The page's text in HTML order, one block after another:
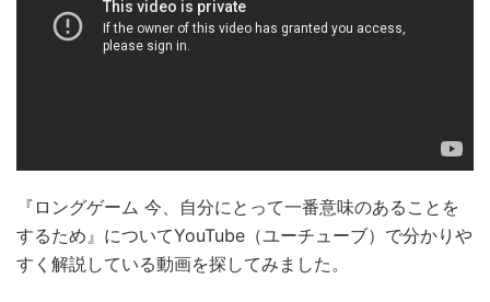
『ロングゲーム 今、自分にとって一番意味のあることを
するため』についてYouTube（ユーチューブ）で分かりや
すく解説している動画を探してみました。